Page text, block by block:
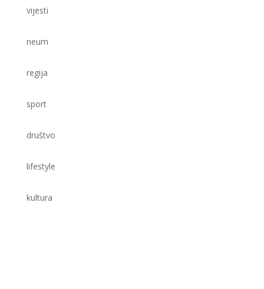
vijesti
neum
regija
sport
društvo
lifestyle
kultura